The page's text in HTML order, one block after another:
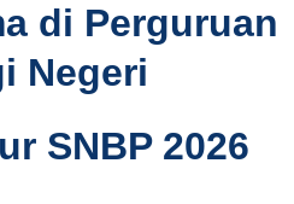
di Perguruan
Negeri
SNBP 2026